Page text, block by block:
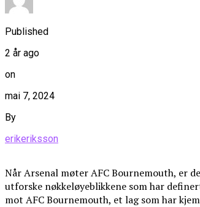
Published
2 år ago
on
mai 7, 2024
By
erikeriksson
Når Arsenal møter AFC Bournemouth, er
utforske nøkkeløyeblikkene som har
mot AFC Bournemouth, et lag som har